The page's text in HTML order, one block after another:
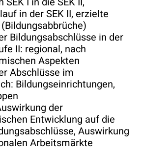
in der SEK II, erzielte
Bildungsabschlüsse in der
II: regional, nach
Aspekten
Abschlüsse im
Bildungseinrichtungen,
der
Entwicklung auf die
Auswirkung
Arbeitsmärkte